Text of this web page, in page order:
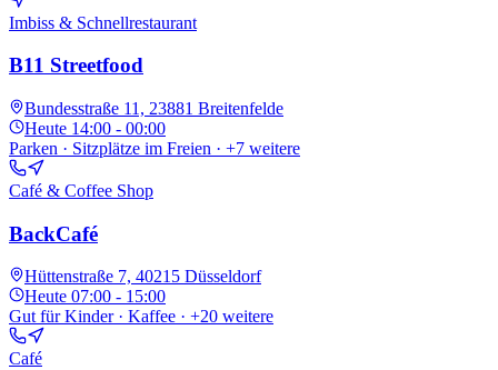
Imbiss & Schnellrestaurant
B11 Streetfood
Bundesstraße 11, 23881 Breitenfelde
Heute 14:00 - 00:00
Parken · Sitzplätze im Freien · +7 weitere
Café & Coffee Shop
BackCafé
Hüttenstraße 7, 40215 Düsseldorf
Heute 07:00 - 15:00
Gut für Kinder · Kaffee · +20 weitere
Café